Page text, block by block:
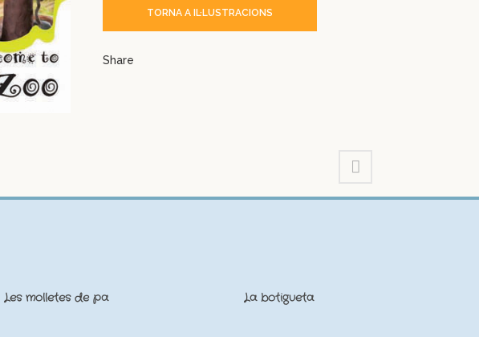
TORNA A IL·LUSTRACIONS
Share
Les molletes de pa La botigueta